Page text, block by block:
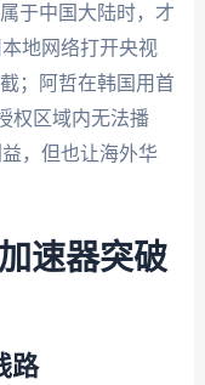
于中国大陆时，才
地网络打开央视
；阿哲在韩国用首
权区域内无法播
，但也让海外华
速器突破
路